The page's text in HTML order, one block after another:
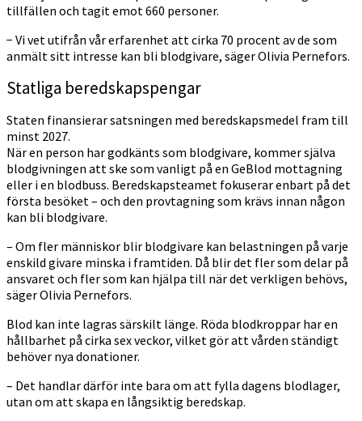
tillfällen och tagit emot 660 personer.
− Vi vet utifrån vår erfarenhet att cirka 70 procent av de som
anmält sitt intresse kan bli blodgivare, säger Olivia Pernefors.
Statliga beredskapspengar
Staten finansierar satsningen med beredskapsmedel fram till
minst 2027.
När en person har godkänts som blodgivare, kommer själva
blodgivningen att ske som vanligt på en GeBlod mottagning
eller i en blodbuss. Beredskapsteamet fokuserar enbart på det
första besöket – och den provtagning som krävs innan någon
kan bli blodgivare.
– Om fler människor blir blodgivare kan belastningen på varje
enskild givare minska i framtiden. Då blir det fler som delar på
ansvaret och fler som kan hjälpa till när det verkligen behövs,
säger Olivia Pernefors.
Blod kan inte lagras särskilt länge. Röda blodkroppar har en
hållbarhet på cirka sex veckor, vilket gör att vården ständigt
behöver nya donationer.
– Det handlar därför inte bara om att fylla dagens blodlager,
utan om att skapa en långsiktig beredskap.